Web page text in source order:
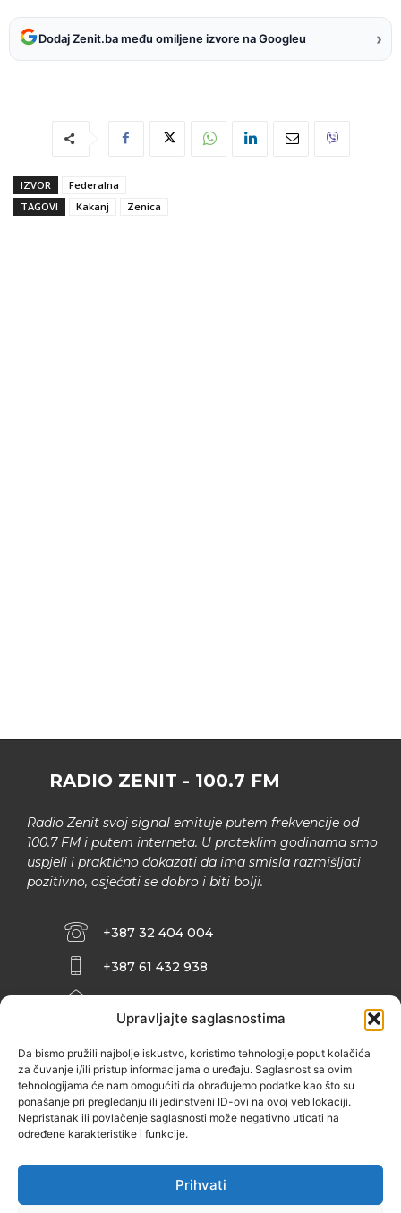
Upravljajte saglasnostima
Da bismo pružili najbolje iskustvo, koristimo tehnologije poput kolačića
za čuvanje i/ili pristup informacijama o uređaju. Saglasnost sa ovim
tehnologijama će nam omogućiti da obrađujemo podatke kao što su
ponašanje pri pregledanju ili jedinstveni ID-ovi na ovoj veb lokaciji.
Nepristanak ili povlačenje saglasnosti može negativno uticati na
određene karakteristike i funkcije.
Prihvati
Dodaj Zenit.ba među omiljene izvore na Googleu ›
IZVOR
Federalna
TAGOVI
Kakanj Zenica
RADIO ZENIT - 100.7 FM
Radio Zenit svoj signal emituje putem frekvencije od
100.7 FM i putem interneta. U proteklim godinama smo
uspjeli i praktično dokazati da ima smisla razmišljati
pozitivno, osjećati se dobro i biti bolji.
+387 32 404 004
+387 61 432 938
INFO@ZENIT.BA
ZENIČANKA, 3. SPRAT), 72000 ZENICA